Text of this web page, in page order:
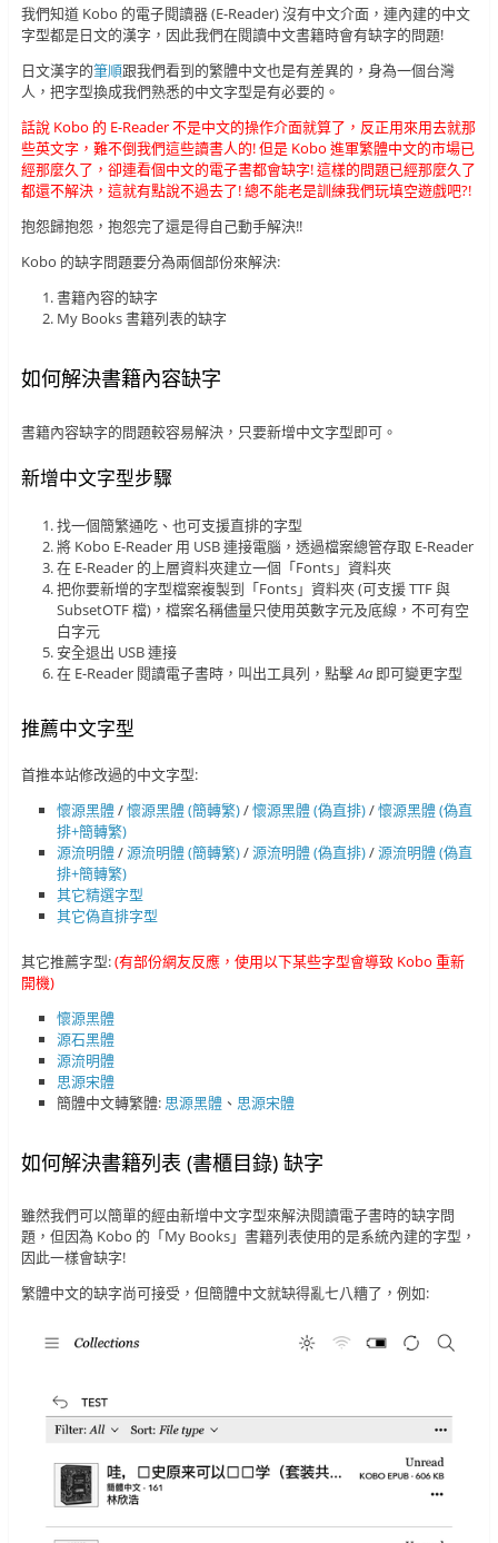
我們知道 Kobo 的電子閱讀器 (E-Reader) 沒有中文介面，連內建的中文
字型都是日文的漢字，因此我們在閱讀中文書籍時會有缺字的問題!
日文漢字的筆順跟我們看到的繁體中文也是有差異的，身為一個台灣
人，把字型換成我們熟悉的中文字型是有必要的。
話說 Kobo 的 E-Reader 不是中文的操作介面就算了，反正用來用去就那
些英文字，難不倒我們這些讀書人的! 但是 Kobo 進軍繁體中文的市場已
經那麼久了，卻連看個中文的電子書都會缺字! 這樣的問題已經那麼久了
都還不解決，這就有點說不過去了! 總不能老是訓練我們玩填空遊戲吧?!
抱怨歸抱怨，抱怨完了還是得自己動手解決!!
Kobo 的缺字問題要分為兩個部份來解決:
書籍內容的缺字
My Books 書籍列表的缺字
如何解決書籍內容缺字
書籍內容缺字的問題較容易解決，只要新增中文字型即可。
新增中文字型步驟
找一個簡繁通吃、也可支援直排的字型
將 Kobo E-Reader 用 USB 連接電腦，透過檔案總管存取 E-Reader
在 E-Reader 的上層資料夾建立一個「Fonts」資料夾
把你要新增的字型檔案複製到「Fonts」資料夾 (可支援 TTF 與
SubsetOTF 檔)，檔案名稱儘量只使用英數字元及底線，不可有空
白字元
安全退出 USB 連接
在 E-Reader 閱讀電子書時，叫出工具列，點擊Aa 即可變更字型
推薦中文字型
首推本站修改過的中文字型:
懷源黑體/懷源黑體 (簡轉繁)/懷源黑體 (偽直排)/懷源黑體 (偽直
排+簡轉繁)
源流明體/源流明體 (簡轉繁)/源流明體 (偽直排)/源流明體 (偽直
排+簡轉繁)
其它精選字型
其它偽直排字型
其它推薦字型:(有部份網友反應，使用以下某些字型會導致 Kobo 重新
開機)
懷源黑體
源石黑體
源流明體
思源宋體
簡體中文轉繁體: 思源黑體 、 思源宋體
如何解決書籍列表 (書櫃目錄) 缺字
雖然我們可以簡單的經由新增中文字型來解決閱讀電子書時的缺字問
題，但因為 Kobo 的「My Books」書籍列表使用的是系統內建的字型，
因此一樣會缺字!
繁體中文的缺字尚可接受，但簡體中文就缺得亂七八糟了，例如: